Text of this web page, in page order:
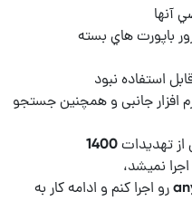
افزار جانبی و همچنین جستجو
درجا یک فایل اکسل نوشتم و ارسال کردم تا با گرفتن دسترسی shell توانستم anydesk رو اجرا کنم و ادامه کار به